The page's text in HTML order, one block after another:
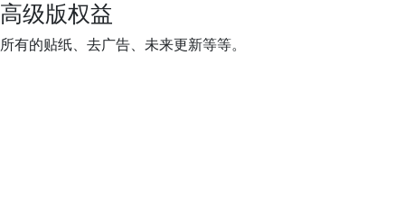
高级版权益
所有的贴纸、去广告、未来更新等等。